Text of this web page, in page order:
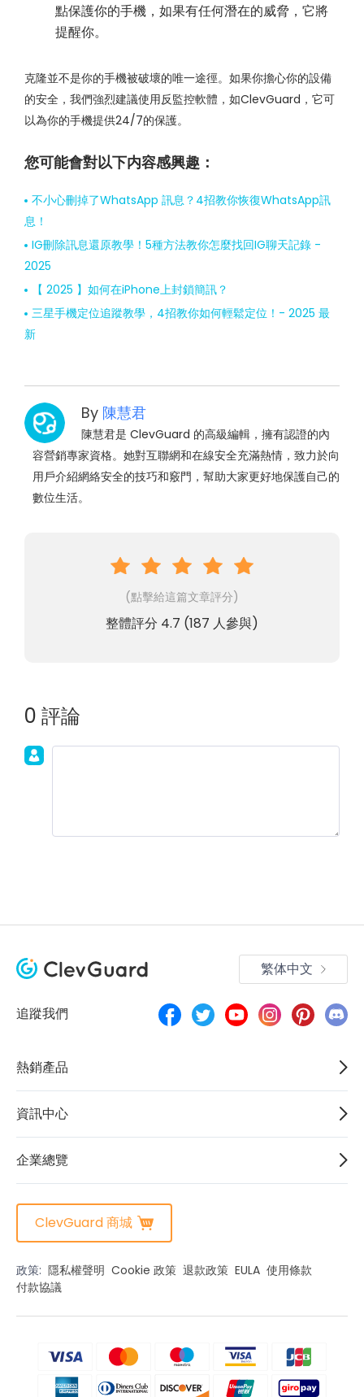
點保護你的手機，如果有任何潛在的威脅，它將
提醒你。
克隆並不是你的手機被破壞的唯一途徑。如果你擔心你的設備
的安全，我們強烈建議使用反監控軟體，如ClevGuard，它可
以為你的手機提供24/7的保護。
您可能會對以下内容感興趣：
不小心刪掉了WhatsApp 訊息？4招教你恢復WhatsApp訊
息！
IG刪除訊息還原教學！5種方法教你怎麼找回IG聊天記錄 -
2025
【 2025 】如何在iPhone上封鎖簡訊？
三星手機定位追蹤教學，4招教你如何輕鬆定位！- 2025 最
新
By 陳慧君
陳慧君是 ClevGuard 的高級編輯，擁有認證的內
容營銷專家資格。她對互聯網和在線安全充滿熱情，致力於向
用戶介紹網絡安全的技巧和竅門，幫助大家更好地保護自己的
數位生活。
(點擊給這篇文章評分)
整體評分 4.7 (187 人參與)
0 評論
追蹤我們
繁体中文
熱銷產品
資訊中心
企業總覽
ClevGuard 商城
政策: 隱私權聲明 Cookie 政策 退款政策 EULA 使用條款
付款協議